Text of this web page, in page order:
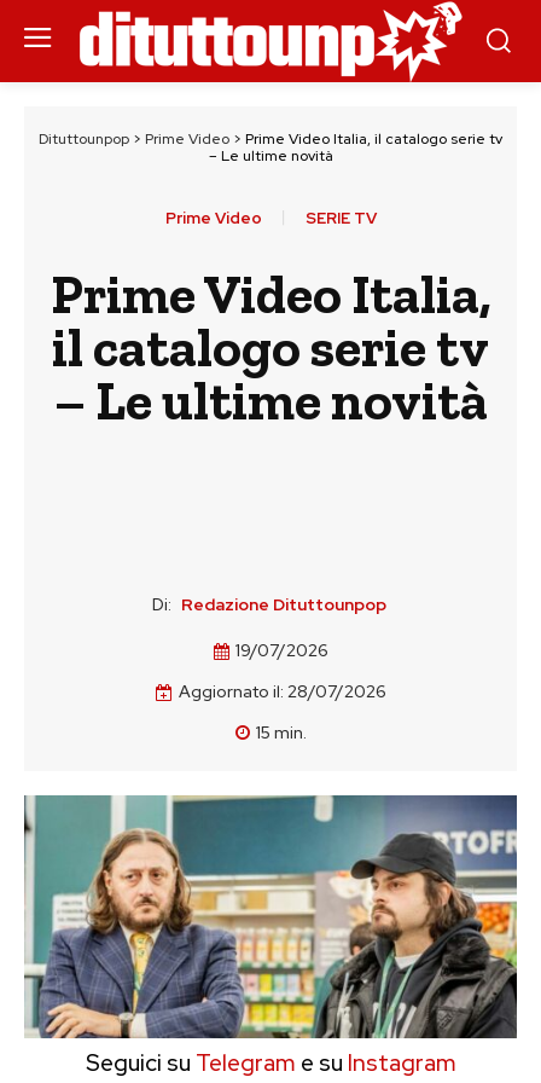
Dituttounpop > Prime Video > Prime Video Italia, il catalogo serie tv
– Le ultime novità
Prime Video SERIE TV
Prime Video Italia,
il catalogo serie tv
– Le ultime novità
Di: Redazione Dituttounpop
19/07/2026
Aggiornato il: 28/07/2026
15 min.
Seguici su Telegram e su Instagram